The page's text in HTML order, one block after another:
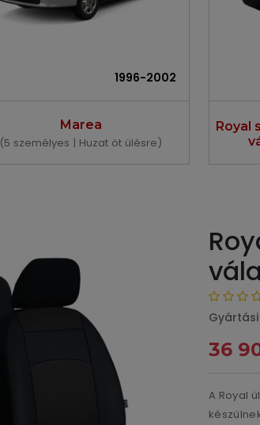
1996-2002
Marea
(5 személyes | Huzat öt ülésre)
Royal
36
A Royal